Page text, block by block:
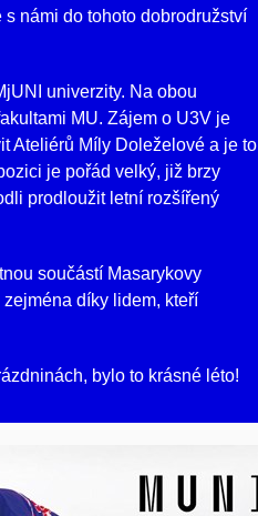
s námi do tohoto dobrodružství
univerzity. Na obou
MU. Zájem o U3V je
Ateliérů Míly Doleželové a je to
je pořád velký, již brzy
prodloužit letní rozšířený
součástí Masarykovy
díky lidem, kteří
bylo to krásné léto!